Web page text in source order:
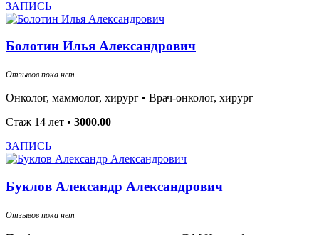
ЗАПИСЬ
Болотин Илья Александрович
Отзывов пока нет
Онколог, маммолог, хирург • Врач-онколог, хирург
Стаж 14 лет • 3000.00
ЗАПИСЬ
Буклов Александр Александрович
Отзывов пока нет